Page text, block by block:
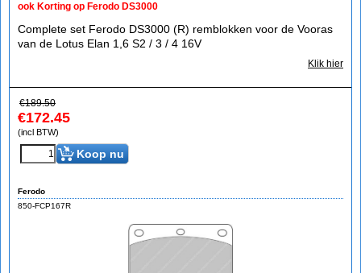
ook Korting op Ferodo DS3000
Complete set Ferodo DS3000 (R) remblokken voor de Vooras
van de Lotus Elan 1,6 S2 / 3 / 4 16V
Klik hier
€189.50
€172.45
(incl BTW)
Koop nu
Ferodo
850-FCP167R